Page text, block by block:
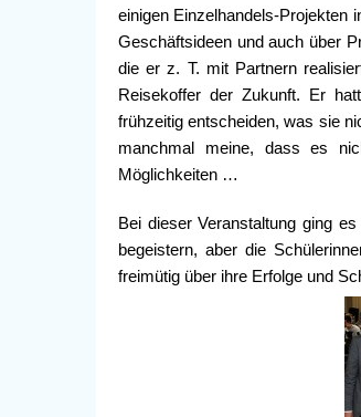
einigen Einzelhandels-Projekten
Geschäftsideen und auch über
die er z. T. mit Partnern
Reisekoffer der Zukunft. Er
frühzeitig entscheiden, was sie
manchmal meine, dass es
Möglichkeiten …
Bei dieser Veranstaltung ging
begeistern, aber die
freimütig über ihre Erfolge und